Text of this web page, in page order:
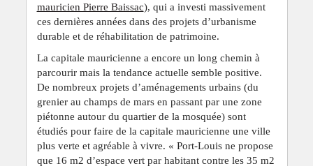
mauricien Pierre Baissac), qui a investi massivement
ces dernières années dans des projets d’urbanisme
durable et de réhabilitation de patrimoine.
La capitale mauricienne a encore un long chemin à
parcourir mais la tendance actuelle semble positive.
De nombreux projets d’aménagements urbains (du
grenier au champs de mars en passant par une zone
piétonne autour du quartier de la mosquée) sont
étudiés pour faire de la capitale mauricienne une ville
plus verte et agréable à vivre. « Port-Louis ne propose
que 16 m2 d’espace vert par habitant contre les 35 m2